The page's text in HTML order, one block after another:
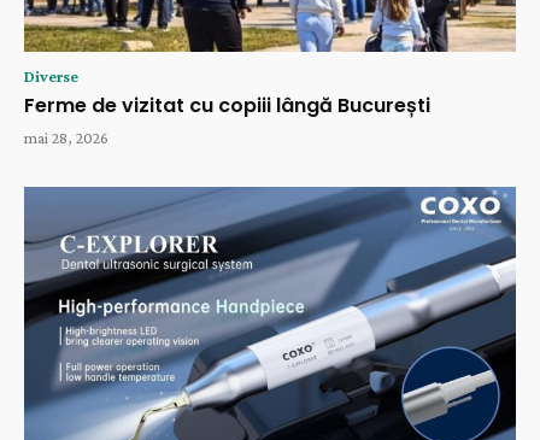
Diverse
Ferme de vizitat cu copiii lângă București
mai 28, 2026